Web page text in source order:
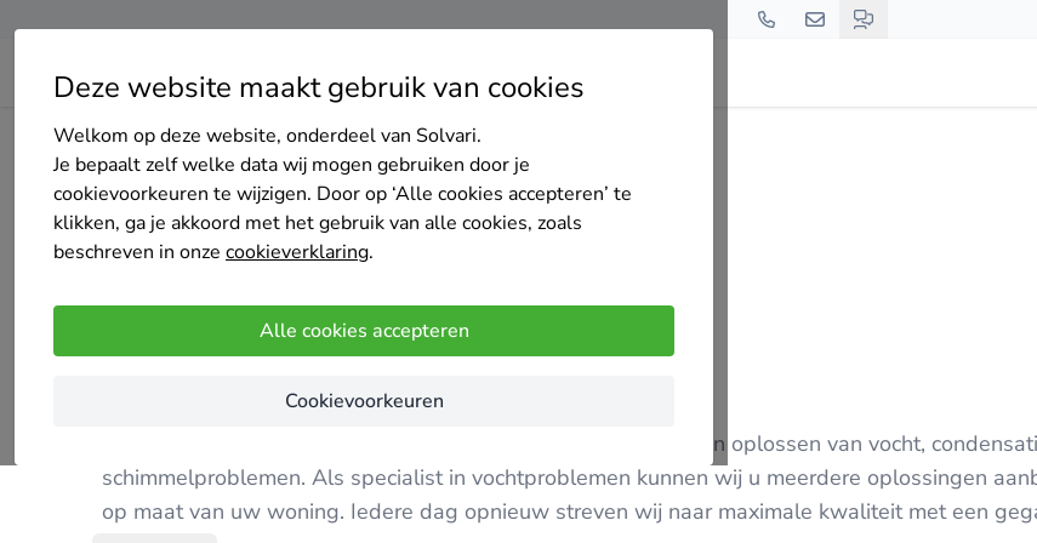
Deze website maakt gebruik van cookies
Welkom op deze website, onderdeel van Solvari.
Je bepaalt zelf welke data wij mogen gebruiken door je
cookievoorkeuren te wijzigen. Door op ‘Alle cookies accepteren’ te
klikken, ga je akkoord met het gebruik van alle cookies, zoals
beschreven in onze cookieverklaring.
Alle cookies accepteren
Cookievoorkeuren
Home Bedrijven overzicht Steenhout bvba
4.7/5
(1 reviews)
Steenhout bvba is een gevestigde waarde in het analyseren en oplossen van vocht,
schimmelproblemen. Als specialist in vochtproblemen kunnen wij u meerdere oplossingen
op maat van uw woning. Iedere dag opnieuw streven wij naar maximale kwaliteit met een